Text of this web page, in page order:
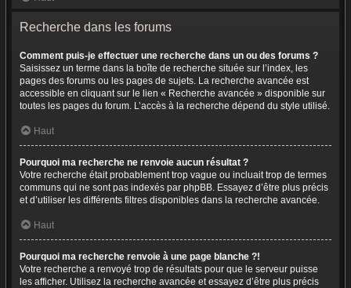
Recherche dans les forums
Comment puis-je effectuer une recherche dans un ou des forums ?
Saisissez un terme dans la boîte de recherche située sur l’index, les
pages des forums ou les pages de sujets. La recherche avancée est
accessible en cliquant sur le lien « Recherche avancée » disponible sur
toutes les pages du forum. L’accès à la recherche dépend du style utilisé.
Haut
Pourquoi ma recherche ne renvoie aucun résultat ?
Votre recherche était probablement trop vague ou incluait trop de termes
communs qui ne sont pas indexés par phpBB. Essayez d’être plus précis
et d’utiliser les différents filtres disponibles dans la recherche avancée.
Haut
Pourquoi ma recherche renvoie à une page blanche ?!
Votre recherche a renvoyé trop de résultats pour que le serveur puisse
les afficher. Utilisez la recherche avancée et essayez d’être plus précis